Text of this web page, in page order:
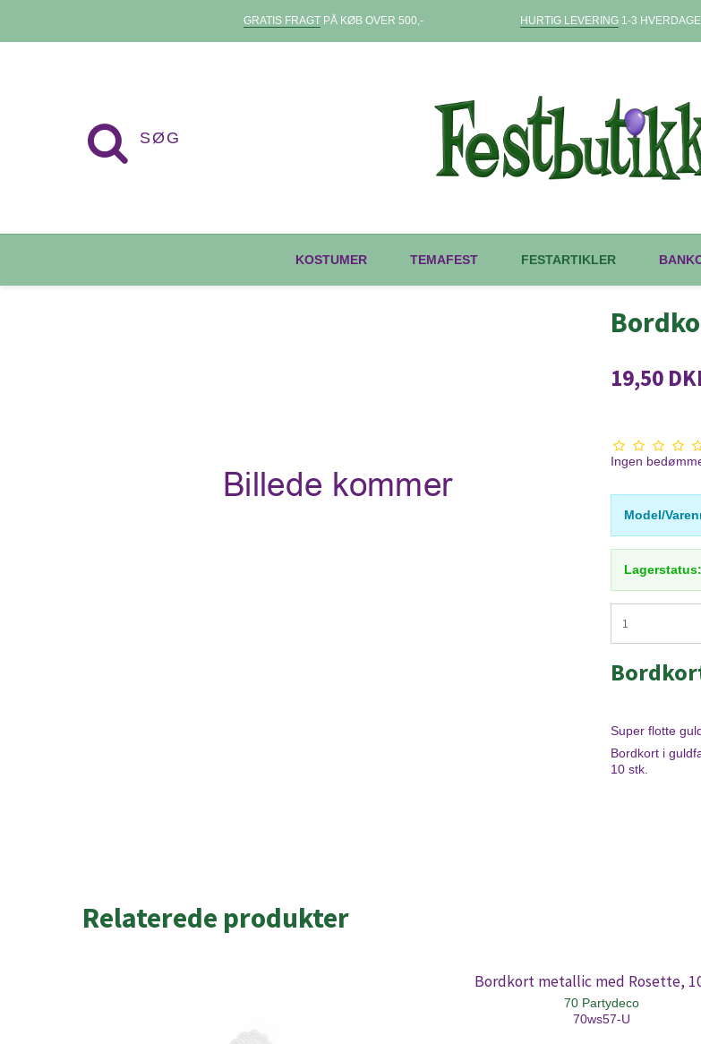
GRATIS FRAGTPÅ KØB OVER 500,- HURTIG LEVERING1-3 HVERDAGE
KOSTUMER TEMAFEST FESTARTIKLER
19,50
Ingen
Model/
Lagerstatus:
Super flotte
Bordkort i
10 stk.
Relaterede produkter
Bordkort metallic med Rosette,
70 Partydeco
70ws57-U